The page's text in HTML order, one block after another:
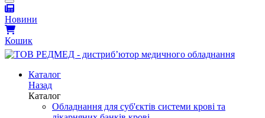
Новини
Кошик
Каталог
Назад
Каталог
Обладнання для суб'єктів системи крові та